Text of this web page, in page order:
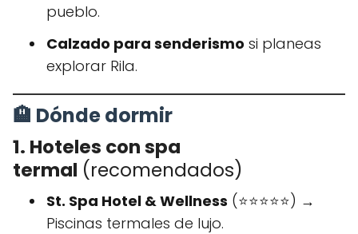
pueblo.
Calzado para senderismo si planeas
explorar Rila.
🏨 Dónde dormir
1. Hoteles con spa
termal (recomendados)
St. Spa Hotel & Wellness (⭐️⭐️⭐️⭐️⭐️) →
Piscinas termales de lujo.